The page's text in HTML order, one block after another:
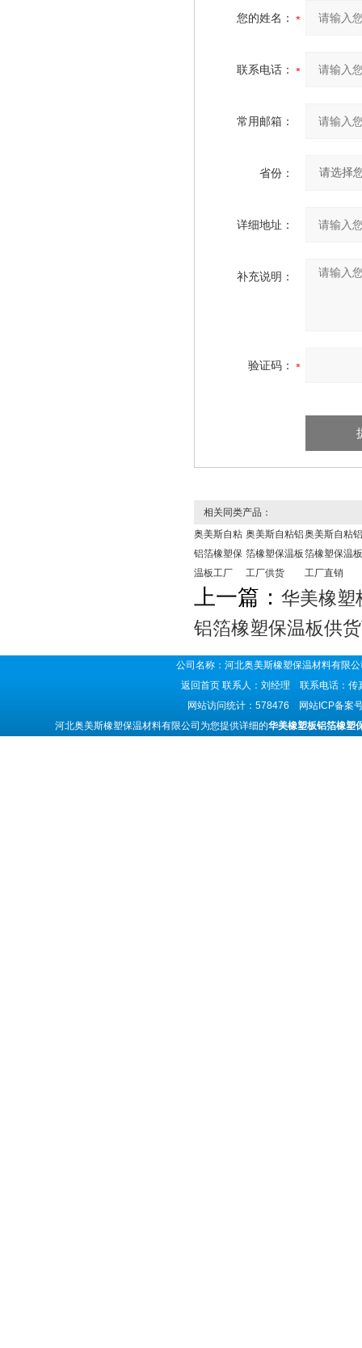
您的姓名：
联系电话：
常用邮箱：
省份：
详细地址：
补充说明：
验证码：
相关同类产品：
奥美斯自粘
铝箔橡塑保
温板工厂
奥美斯自粘铝
箔橡塑保温板
工厂供货
奥美斯自粘铝
箔橡塑保温板
工厂直销
上一篇： 华美橡塑
铝箔橡塑保温板供
公司名称：河北奥美斯橡塑保温材料有
返回首页 联系人：刘经理 联系电话：
网站访问统计：578476 网站ICP备案
河北奥美斯橡塑保温材料有限公司为您提供详细的华美橡塑板铝箔橡塑